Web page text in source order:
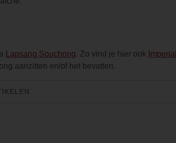
Lapsang Souchong. Zo vind je hier ook Imperial
aanzitten en/of het bevatten.